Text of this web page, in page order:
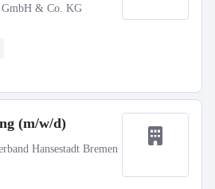
GmbH & Co. KG
(m/w/d)
Hansestadt Bremen